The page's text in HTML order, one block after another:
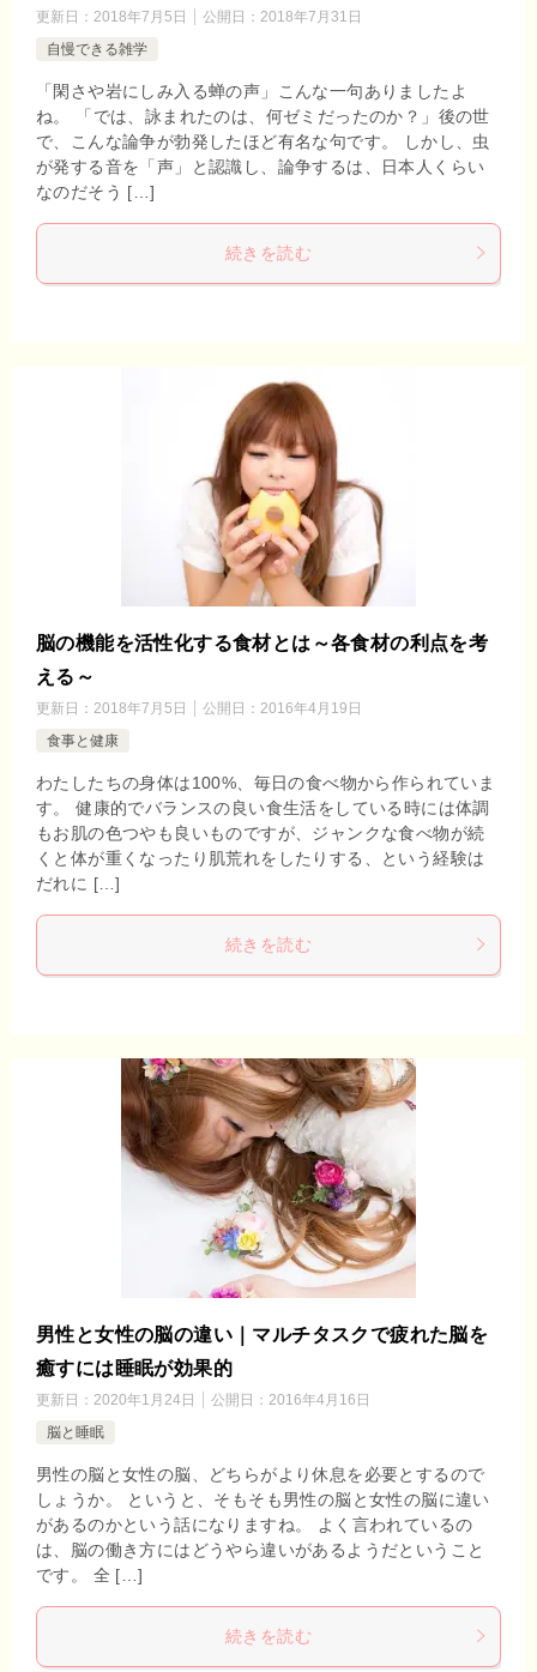
更新日： 2018年7月5日 公開日： 2018年7月31日
自慢できる雑学
「閑さや岩にしみ入る蝉の声」こんな一句ありましたよ
ね。 「では、詠まれたのは、何ゼミだったのか？」後の世
で、こんな論争が勃発したほど有名な句です。 しかし、虫
が発する音を「声」と認識し、論争するは、日本人くらい
なのだそう […]
続きを読む
脳の機能を活性化する食材とは～各食材の利点を考
える～
更新日： 2018年7月5日 公開日： 2016年4月19日
食事と健康
わたしたちの身体は100%、毎日の食べ物から作られていま
す。 健康的でバランスの良い食生活をしている時には体調
もお肌の色つやも良いものですが、ジャンクな食べ物が続
くと体が重くなったり肌荒れをしたりする、という経験は
だれに […]
続きを読む
男性と女性の脳の違い｜マルチタスクで疲れた脳を
癒すには睡眠が効果的
更新日： 2020年1月24日 公開日： 2016年4月16日
脳と睡眠
男性の脳と女性の脳、どちらがより休息を必要とするので
しょうか。 というと、そもそも男性の脳と女性の脳に違い
があるのかという話になりますね。 よく言われているの
は、脳の働き方にはどうやら違いがあるようだということ
です。 全 […]
続きを読む